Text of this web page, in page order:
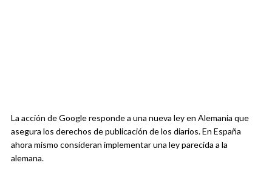
La acción de Google responde a una nueva ley en Alemania que
asegura los derechos de publicación de los diarios. En España
ahora mismo consideran implementar una ley parecida a la
alemana.